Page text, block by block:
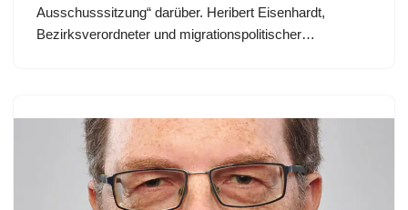
Ausschusssitzung“ darüber. Heribert Eisenhardt,
Bezirksverordneter und migrationspolitischer…